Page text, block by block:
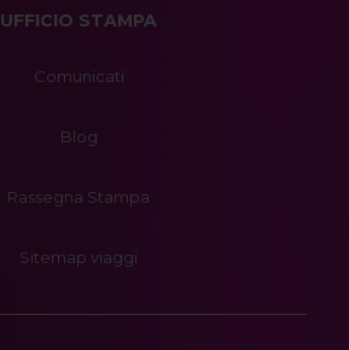
UFFICIO STAMPA
Comunicati
Blog
Rassegna Stampa
Sitemap viaggi